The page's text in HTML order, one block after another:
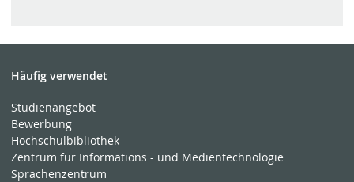
Häufig verwendet
Studienangebot
Bewerbung
Hochschulbibliothek
Zentrum für Informations - und Medientechnologie
Sprachenzentrum